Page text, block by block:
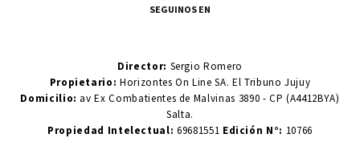
SEGUINOS EN
Director: Sergio Romero
Propietario:Horizontes On Line SA. El Tribuno Jujuy
Domicilio: av Ex Combatientes de Malvinas 3890 - CP (A4412BYA)
Salta.
Propiedad Intelectual: 69681551 Edición N°: 10766